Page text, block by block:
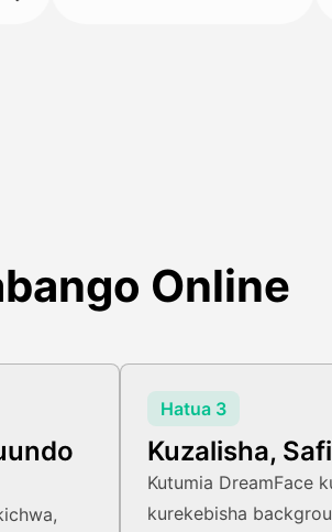
Online
Hatua 3
Kuzalisha,
Kutumia DreamFace
kurekebisha